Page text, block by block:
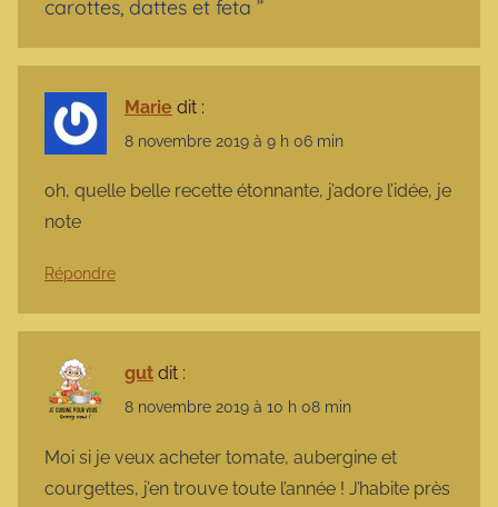
carottes, dattes et feta ”
Marie dit :
8 novembre 2019 à 9 h 06 min
oh, quelle belle recette étonnante, j’adore l’idée, je
note
Répondre
gut dit :
8 novembre 2019 à 10 h 08 min
Moi si je veux acheter tomate, aubergine et
courgettes, j’en trouve toute l’année ! J’habite près